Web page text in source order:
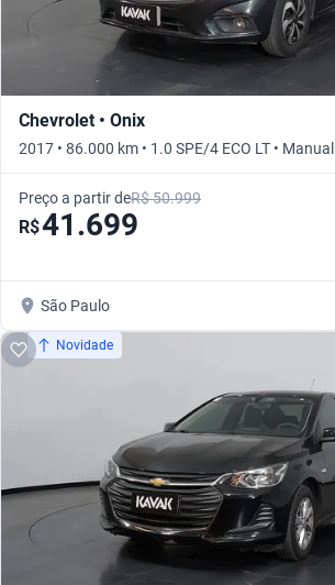
Chevrolet • Onix
2017 • 86.000 km • 1.0 SPE/4 ECO LT • Manual
Preço a partir deR$ 50.999
R$41.699
São Paulo
Novidade